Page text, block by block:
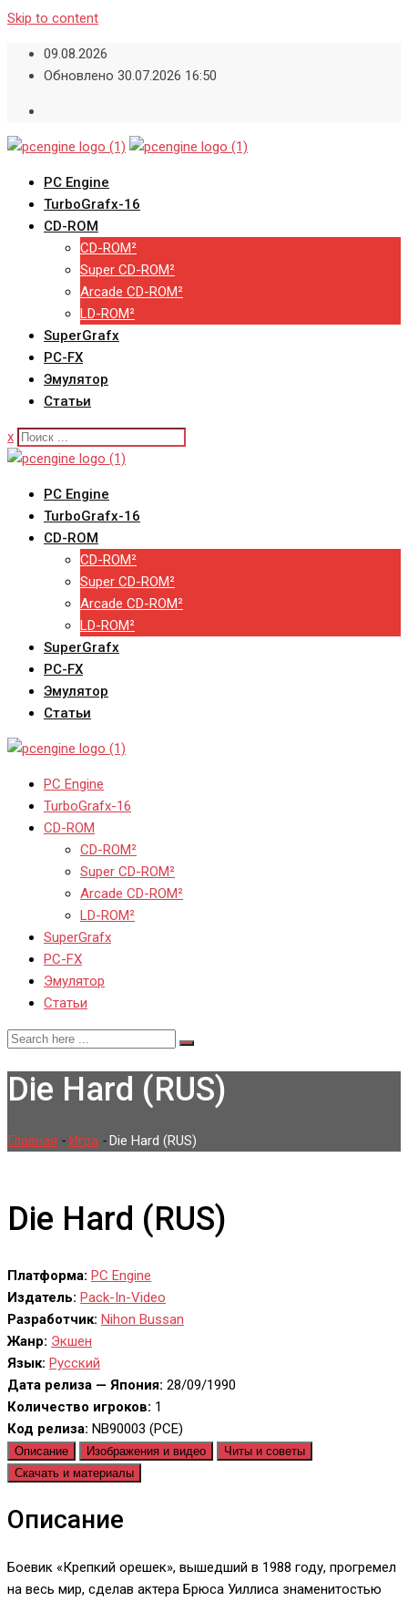
Skip to content
09.08.2026
Обновлено 30.07.2026 16:50
PC Engine
TurboGrafx-16
CD-ROM
CD-ROM²
Super CD-ROM²
Arcade CD-ROM²
LD-ROM²
SuperGrafx
PC-FX
Эмулятор
Статьи
x
PC Engine
TurboGrafx-16
CD-ROM
CD-ROM²
Super CD-ROM²
Arcade CD-ROM²
LD-ROM²
SuperGrafx
PC-FX
Эмулятор
Статьи
PC Engine
TurboGrafx-16
CD-ROM
CD-ROM²
Super CD-ROM²
Arcade CD-ROM²
LD-ROM²
SuperGrafx
PC-FX
Эмулятор
Статьи
Die Hard (RUS)
Главная - Игра -Die Hard (RUS)
Die Hard (RUS)
Платформа: PC Engine
Издатель: Pack-In-Video
Разработчик: Nihon Bussan
Жанр: Экшен
Язык: Русский
Дата релиза — Япония: 28/09/1990
Количество игроков: 1
Код релиза: NB90003 (PCE)
Описание Изображения и видео
Читы и советы
Скачать и материалы
Описание
Боевик «Крепкий орешек», вышедший в 1988 году, прогремел
на весь мир, сделав актера Брюса Уиллиса знаменитостью